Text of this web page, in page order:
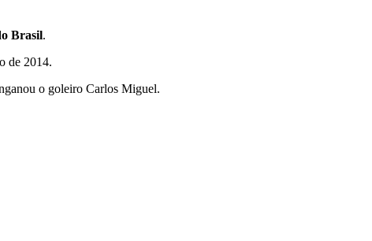
Brasil.
de 2014.
o goleiro Carlos Miguel.